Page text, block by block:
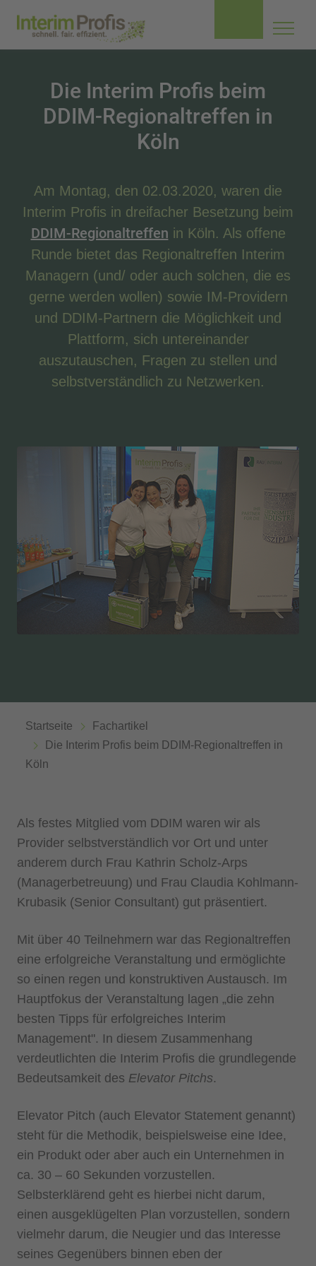
Die Interim Profis beim
DDIM-Regionaltreffen in
Köln
Am Montag, den 02.03.2020, waren die
Interim Profis in dreifacher Besetzung beim
DDIM-Regionaltreffen in Köln. Als offene
Runde bietet das Regionaltreffen Interim
Managern (und/ oder auch solchen, die es
gerne werden wollen) sowie IM-Providern
und DDIM-Partnern die Möglichkeit und
Plattform, sich untereinander
auszutauschen, Fragen zu stellen und
selbstverständlich zu Netzwerken.
Startseite
Fachartikel
Die Interim Profis beim DDIM-Regionaltreffen in
Köln
Als festes Mitglied vom DDIM waren wir als
Provider selbstverständlich vor Ort und unter
anderem durch Frau Kathrin Scholz-Arps
(Managerbetreuung) und Frau Claudia Kohlmann-
Krubasik (Senior Consultant) gut präsentiert.
Mit über 40 Teilnehmern war das Regionaltreffen
eine erfolgreiche Veranstaltung und ermöglichte
so einen regen und konstruktiven Austausch. Im
Hauptfokus der Veranstaltung lagen „die zehn
besten Tipps für erfolgreiches Interim
Management". In diesem Zusammenhang
verdeutlichten die Interim Profis die grundlegende
Bedeutsamkeit des Elevator Pitchs.
Elevator Pitch (auch Elevator Statement genannt)
steht für die Methodik, beispielsweise eine Idee,
ein Produkt oder aber auch ein Unternehmen in
ca. 30 – 60 Sekunden vorzustellen.
Selbsterklärend geht es hierbei nicht darum,
einen ausgeklügelten Plan vorzustellen, sondern
vielmehr darum, die Neugier und das Interesse
seines Gegenübers binnen eben der